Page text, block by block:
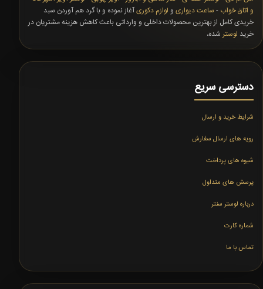
و اتاق خواب - ساعت دیواری و لوازم دکوریآغاز نموده و با گرد هم آوردن سبد
خریدی کامل از بهترین محصولات داخلی و وارداتی باعث کاهش هزینه مشتریان در
خرید لوستر شده،
دسترسی سریع
شرایط خرید و ارسال
رویه های ارسال سفارش
شیوه های پرداخت
پرسش های متداول
درباره لوستر سنتر
شماره کارت
تماس با ما